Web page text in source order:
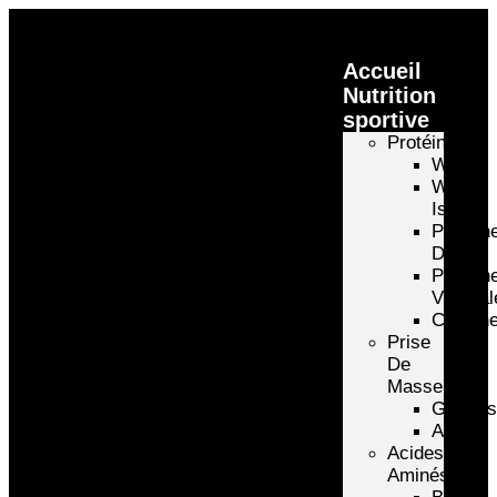
Accueil
Nutrition
sportive
Protéines
Whey
Whey
Isolate
D’oeuf
Prise
De
Masse
Gainers
Autre
Acides
Aminés